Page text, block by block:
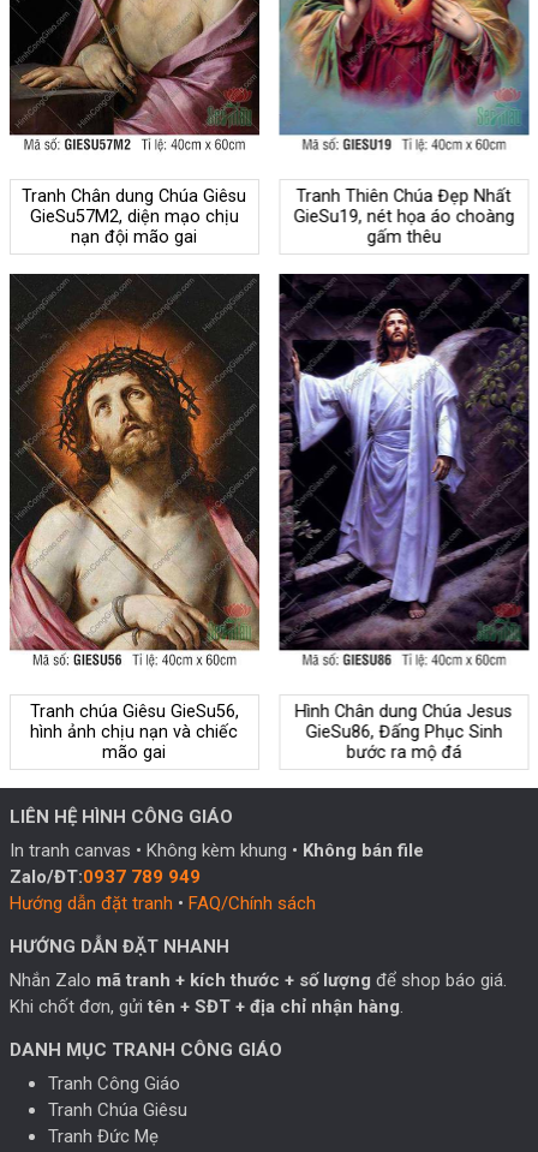
Tranh Chân dung Chúa Giêsu
GieSu57M2, diện mạo chịu
nạn đội mão gai
Tranh Thiên Chúa Đẹp Nhất
GieSu19, nét họa áo choàng
gấm thêu
Tranh chúa Giêsu GieSu56,
hình ảnh chịu nạn và chiếc
mão gai
Hình Chân dung Chúa Jesus
GieSu86, Đấng Phục Sinh
bước ra mộ đá
LIÊN HỆ HÌNH CÔNG GIÁO
In tranh canvas • Không kèm khung • Không bán file
Zalo/ĐT:0937 789 949
Hướng dẫn đặt tranh • FAQ/Chính sách
HƯỚNG DẪN ĐẶT NHANH
Nhắn Zalo mã tranh + kích thước + số lượng để shop báo giá.
Khi chốt đơn, gửi tên + SĐT + địa chỉ nhận hàng.
DANH MỤC TRANH CÔNG GIÁO
Tranh Công Giáo
Tranh Chúa Giêsu
Tranh Đức Mẹ